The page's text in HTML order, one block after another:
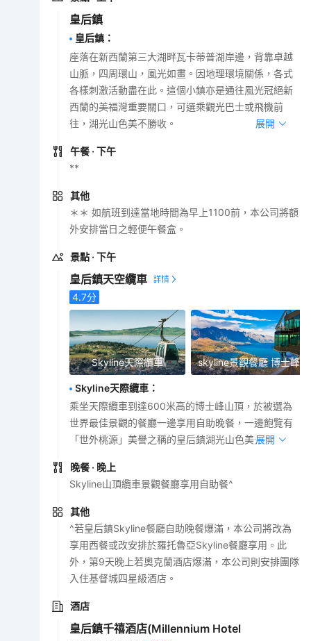
皇后鎮
皇后鎮 ：
座落在新西蘭第三大湖畔瓦卡蒂普湖岸邊，背靠卓越
山脈，四周環山，風光如畫。因地理環境關係，各式
各樣刺激活動盡在此。這個小鎮亦是通往風光冠絕新
西蘭的美福灣重要關口，可選乘觀光巴士或飛機前
往，湖光山色美不勝收。
展開
午餐 · 下午
**
其他
＊＊ 如航班到達當地時間為早上1100前，本公司將額
外安排當日之輕便午餐盒。
景點 · 下午
皇后鎮天空纜車
4.7分
Skyline天際纜車 skyline景觀餐廳 博士峰
Skyline天際纜車 ：
乘坐天際纜車到達600米高的博士峰山頂，於被選為
世界最佳景觀的餐廳一邊享用自助晚餐，一邊飽覽有
「世外桃源」美譽之稱的皇后鎮湖光山色美景。
展開
晚餐 · 晚上
Skyline山頂纜車景觀餐廳享用自助餐^
其他
^若皇后鎮Skyline餐廳自助晚餐爆滿，本公司將改為
享用西餐或改安排於羅托魯亞Skyline餐廳享用。此
外，第9天晚上若奧克蘭酒店爆滿，本公司則安排團隊
入住基督城四星級酒店。
酒店
皇后鎮千禧酒店(Millennium Hotel